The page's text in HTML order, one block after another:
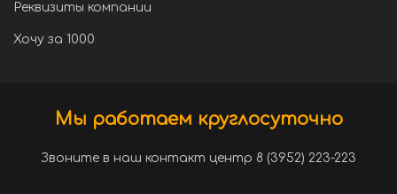
Реквизиты компании
Хочу за 1000
Мы работаем круглосуточно
Звоните в наш контакт центр 8 (3952) 223-223